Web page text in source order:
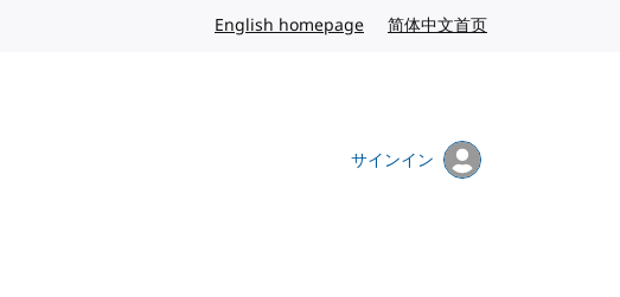
English homepage 英語简体中文首页
サインイン